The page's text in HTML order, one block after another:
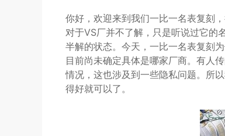
你好，欢迎来到我们一比一名表复刻
对于VS厂并不了解，只是听说过它的
半解的状态。今天，一比一名表复刻
目前尚未确定具体是哪家厂商。有人
情况，这也涉及到一些隐私问题。所
得好就可以了。